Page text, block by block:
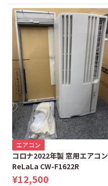
エアコン
コロナ2022年製 窓用エアコン
ReLaLa CW-F1622R
¥12,500